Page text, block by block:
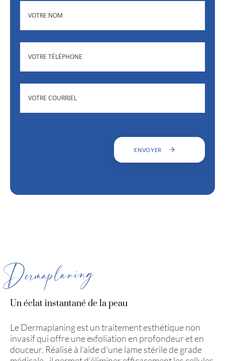
COURRIEL(NÉCESSAIRE)
ENVOYER
Dermaplaning
Un éclat instantané de la peau
Le Dermaplaning est un traitement esthétique non
invasif qui offre une exfoliation en profondeur et en
douceur. Réalisé à l’aide d’une lame stérile de grade